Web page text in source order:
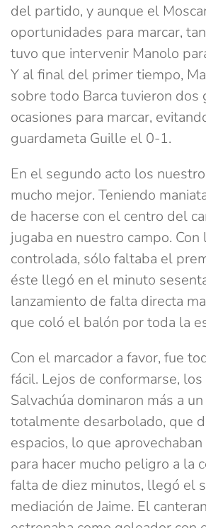
del partido, y aunque el
oportunidades para marcar,
tuvo que intervenir Manolo
Y al final del primer tiempo,
sobre todo Barca tuvieron dos
ocasiones para marcar,
guardameta Guille el 0-1.
En el segundo acto los
mucho mejor. Teniendo
de hacerse con el centro del
jugaba en nuestro campo. Con
controlada, sólo faltaba el
éste llegó en el minuto
lanzamiento de falta directa
que coló el balón por toda la
Con el marcador a favor, fue
fácil. Lejos de conformarse, los
Salvachúa dominaron más a
totalmente desarbolado, que
espacios, lo que
para hacer mucho peligro a la
falta de diez minutos, llegó el
mediación de Jaime. El